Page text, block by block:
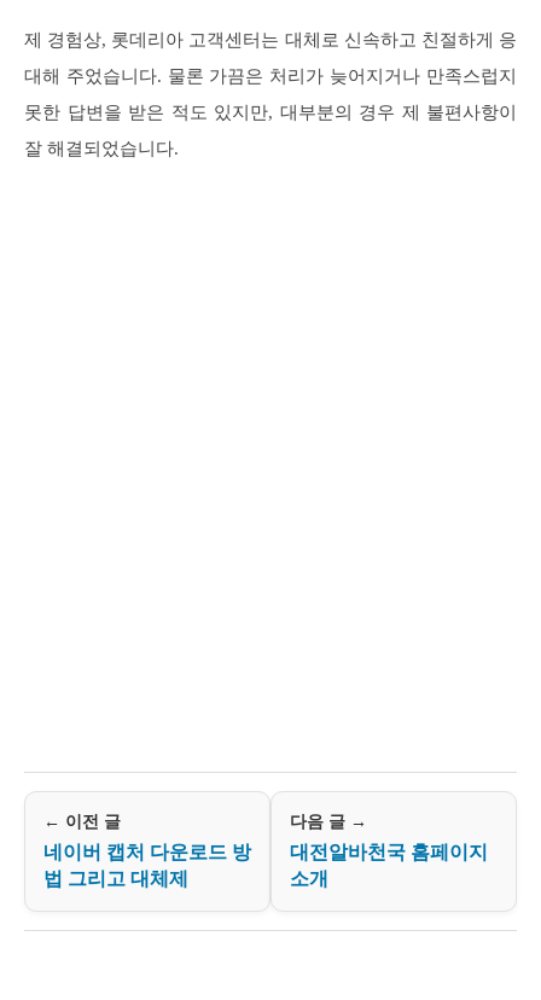
제 경험상, 롯데리아 고객센터는 대체로 신속하고 친절하게 응
대해 주었습니다. 물론 가끔은 처리가 늦어지거나 만족스럽지
못한 답변을 받은 적도 있지만, 대부분의 경우 제 불편사항이
잘 해결되었습니다.
← 이전 글
네이버 캡처 다운로드 방
법 그리고 대체제
다음 글 →
대전알바천국 홈페이지
소개